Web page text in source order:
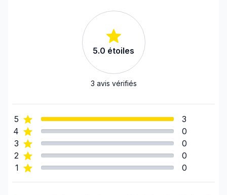
Montérégie (La Vallée-du-Richelieu)
Montérégie (Le Haut-Richelieu)
Montérégie (Le Haut-Saint-Laurent)
Montérégie (Les Jardins-de-Napierville)
Montérégie (Les Maskoutains)
Montérégie (Longueuil)
Montérégie (Roussillon)
Montérégie (Rouville)
Montérégie (Vaudreuil-Soulanges)
Montréal (Centre: Saint-Léonard à Notre Dame
de Grâce)
5.0 étoiles
3 avis vérifiés
5
3
4
0
3
0
2
0
1
0